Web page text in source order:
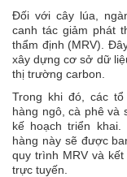
Đối với cây lúa,
canh tác giảm phát
thẩm định (MRV).
xây dựng cơ sở dữ
thị trường carbon.
Trong khi đó, các
hàng ngô, cà phê và
kế hoạch triển
hàng này sẽ được
quy trình MRV và
trực tuyến.